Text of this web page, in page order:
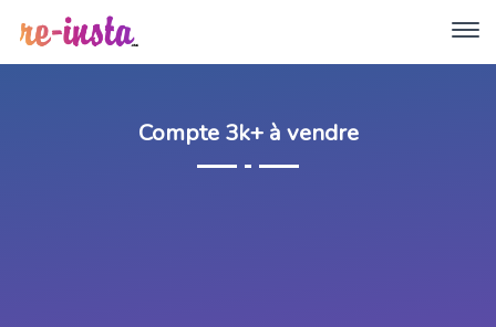
Compte 3k+ à vendre